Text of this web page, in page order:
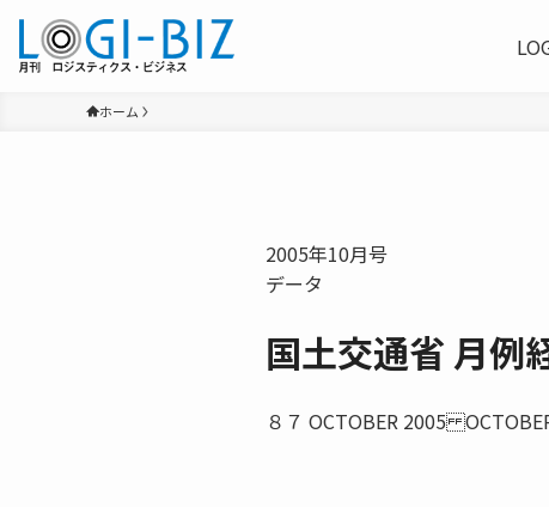
ホーム
2005年10月号
データ
国土交通省 月例
８７ OCTOBER 2005